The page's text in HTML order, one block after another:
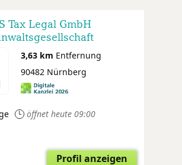
Tax Legal GmbH
3,63 km Entfernung
90482 Nürnberg
öffnet heute 09:00
Profil anzeigen